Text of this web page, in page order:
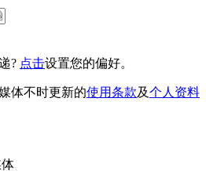
? 点击设置您的偏好。
体不时更新的使用条款及个人资料